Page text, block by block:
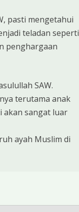
pasti mengetahui
teladan seperti
penghargaan
SAW.
terutama anak
akan sangat luar
ayah Muslim di